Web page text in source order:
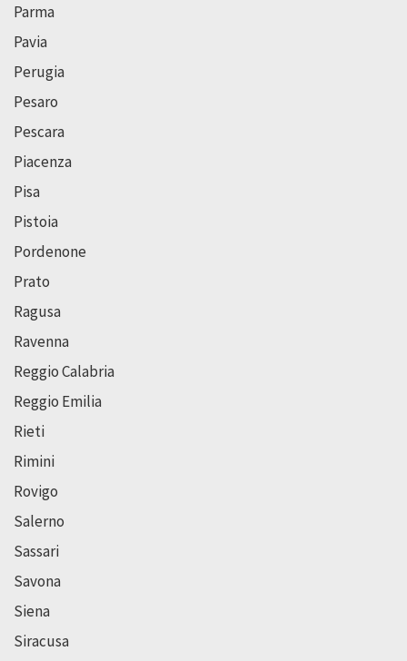
Parma
Pavia
Perugia
Pesaro
Pescara
Piacenza
Pisa
Pistoia
Pordenone
Prato
Ragusa
Ravenna
Reggio Calabria
Reggio Emilia
Rieti
Rimini
Rovigo
Salerno
Sassari
Savona
Siena
Siracusa